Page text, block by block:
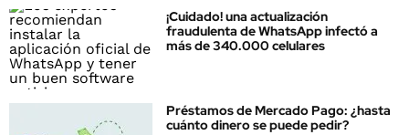
¡Cuidado! una actualización
fraudulenta de WhatsApp infectó a
más de 340.000 celulares
Préstamos de Mercado Pago: ¿hasta
cuánto dinero se puede pedir?